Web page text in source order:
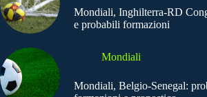
Mondiali, Inghilterra-RD
e probabili formazioni
Mondiali
Mondiali, Belgio-Senegal: